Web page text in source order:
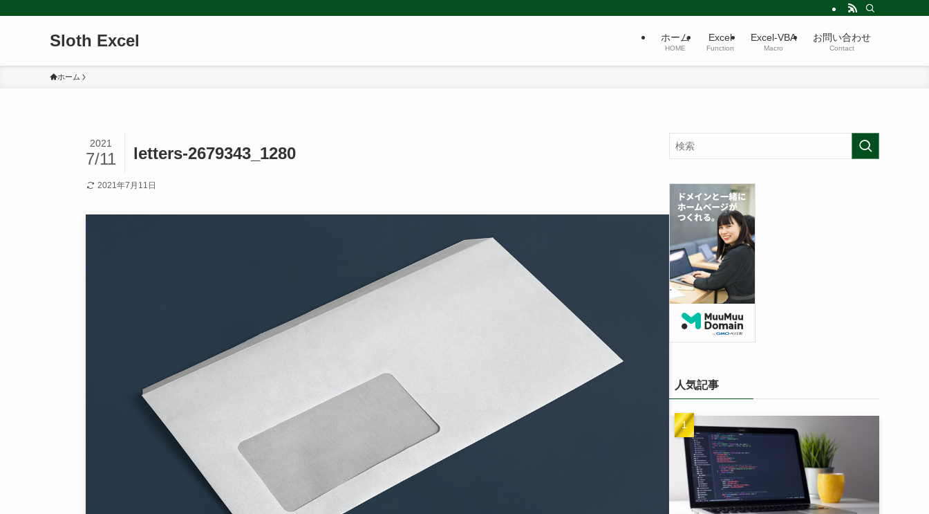
Sloth Excel ホーム
HOME
Excel
Function
Excel-VBA
Macro
お問い合わせ
Contact
ホーム
letters-2679343_1280
2021
7/11
2021年7月11日
人気記事